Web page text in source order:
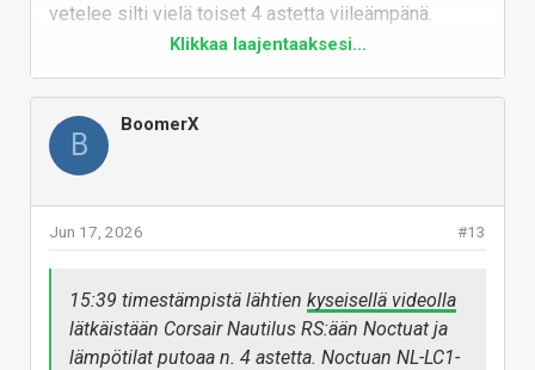
vetelee silti vielä toiset 4 astetta viileämpänä.
Ihan saman lailla "yllätys yllätys" on se, että jos
unohdetaan ääninormalisoidut testit ja ajetaan
kennon läpi 10000 RPM tuulettimella ilmaa, niin
lämpötilat laskee alemmas verrattuna näihin 1500-
2500 RPM fööneihin.
------------
On kyllä taas käsittämätön aivopieru julkaista
tosiaan Chromax.black mallit, pitääkö niitä odottaa
taas Noctuan tuttuun tapaan seuraavat viisi vuotta?
Klikkaa laajentaaksesi...
B
BoomerX
#13
Jun 17, 2026
15:39 timestämpistä lähtien kyseisellä videolla
lätkäistään Corsair Nautilus RS:ään Noctuat ja
lämpötilat putoaa n. 4 astetta. Noctuan NL-LC1-